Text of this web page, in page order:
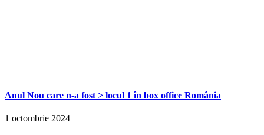
Anul Nou care n-a fost > locul 1 în box office România
1 octombrie 2024